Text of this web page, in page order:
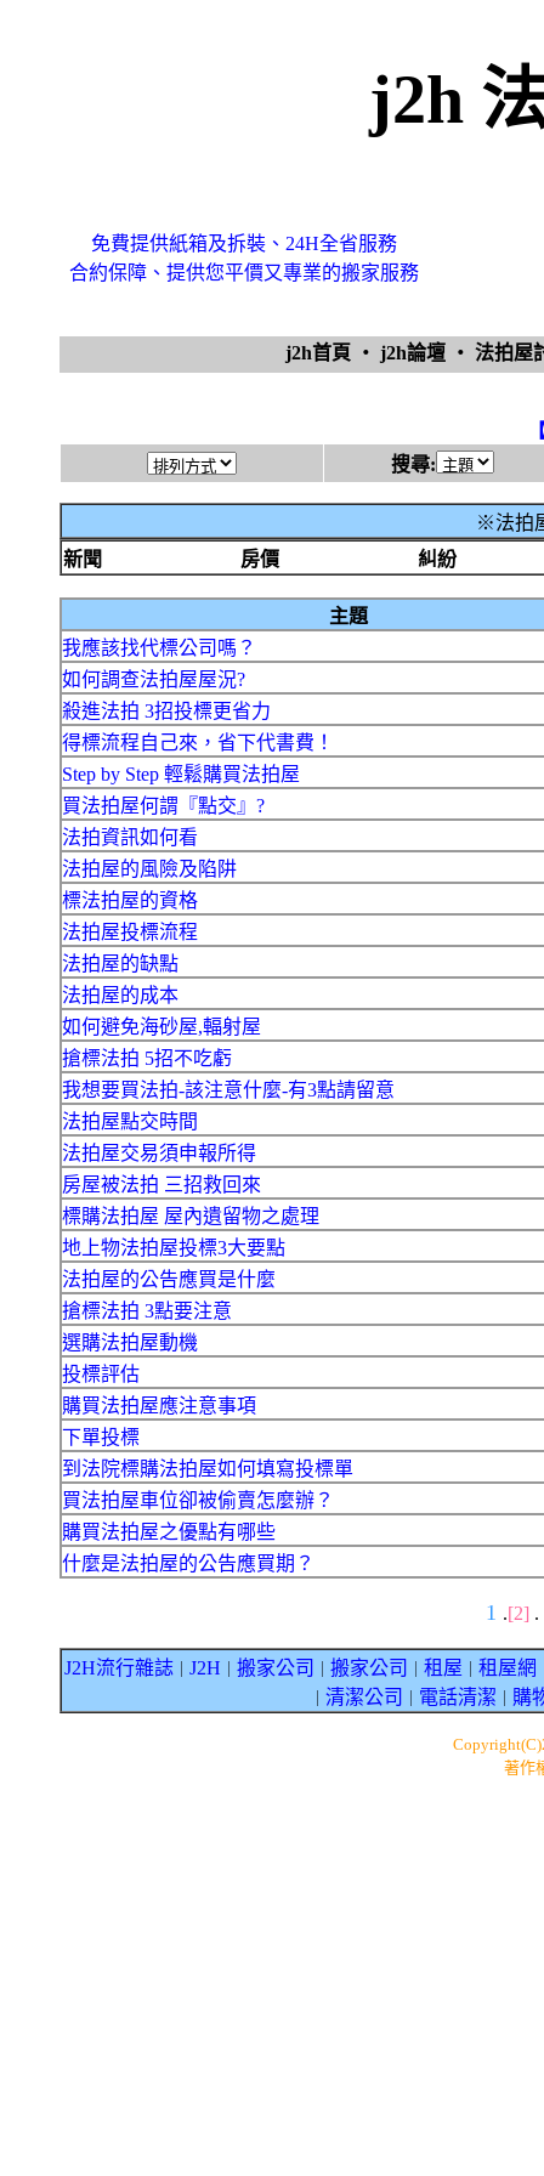
j2h
免費提供紙箱及拆裝、24H全省服務
合約保障、提供您平價又專業的搬家服務
j2h首頁 ‧ j2h論壇 ‧ 法拍
搜尋:
※法拍
新聞
房價 糾紛
主題
我應該找代標公司嗎？
如何調查法拍屋屋況?
殺進法拍 3招投標更省力
得標流程自己來，省下代書費！
Step by Step 輕鬆購買法拍屋
買法拍屋何謂『點交』?
法拍資訊如何看
法拍屋的風險及陷阱
標法拍屋的資格
法拍屋投標流程
法拍屋的缺點
法拍屋的成本
如何避免海砂屋,輻射屋
搶標法拍 5招不吃虧
我想要買法拍-該注意什麼-有3點請留意
法拍屋點交時間
法拍屋交易須申報所得
房屋被法拍 三招救回來
標購法拍屋 屋內遺留物之處理
地上物法拍屋投標3大要點
法拍屋的公告應買是什麼
搶標法拍 3點要注意
選購法拍屋動機
投標評估
購買法拍屋應注意事項
下單投標
到法院標購法拍屋如何填寫投標單
買法拍屋車位卻被偷賣怎麼辦？
購買法拍屋之優點有哪些
什麼是法拍屋的公告應買期？
1 .[2] .
J2H流行雜誌 J2H 搬家公司 搬家公司 租屋 租屋網
清潔公司 電話清潔 購
著作